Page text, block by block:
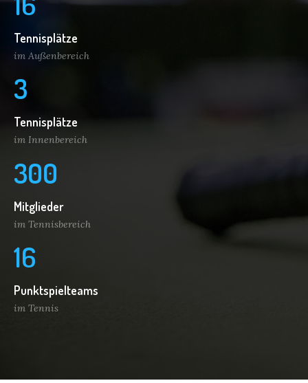
Tennisplätze
im Außenbereich
3
Tennisplätze
im Innenbereich
300
Mitglieder
im Tennisbereich
16
Punktspielteams
im Tennis